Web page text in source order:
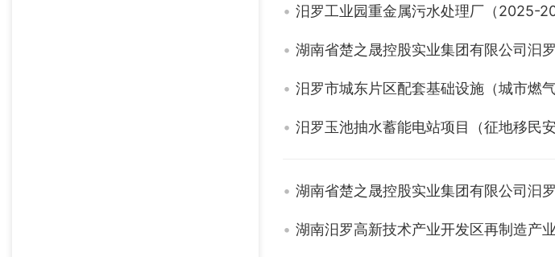
汨罗工业园重金属污水处理厂（2025-
湖南省楚之晟控股实业集团有限公司汩
汨罗市城东片区配套基础设施（城市燃
汨罗玉池抽水蓄能电站项目（征地移民
湖南省楚之晟控股实业集团有限公司汩
湖南汨罗高新技术产业开发区再制造产